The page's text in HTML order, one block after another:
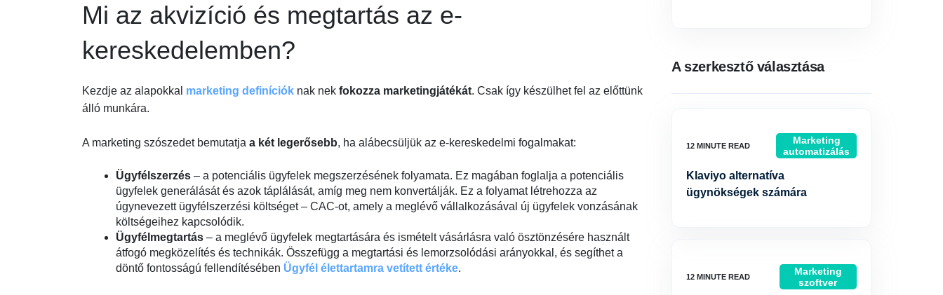
Mi az akvizíció és megtartás az e-
kereskedelemben?
Kezdje az alapokkal marketing definíciók nak nek fokozza marketingjátékát. Csak így készülhet fel az előttünk
álló munkára.
A marketing szószedet bemutatja a két legerősebb, ha alábecsüljük az e-kereskedelmi fogalmakat:
Ügyfélszerzés – a potenciális ügyfelek megszerzésének folyamata. Ez magában foglalja a potenciális
ügyfelek generálását és azok táplálását, amíg meg nem konvertálják. Ez a folyamat létrehozza az
úgynevezett ügyfélszerzési költséget – CAC-ot, amely a meglévő vállalkozásával új ügyfelek vonzásának
költségeihez kapcsolódik.
Ügyfélmegtartás – a meglévő ügyfelek megtartására és ismételt vásárlásra való ösztönzésére használt
átfogó megközelítés és technikák. Összefügg a megtartási és lemorzsolódási arányokkal, és segíthet a
döntő fontosságú fellendítésében Ügyfél élettartamra vetített értéke.
A szerkesztő választása
Marketing
automatizálás
Klaviyo alternatíva
ügynökségek számára
Marketing
szoftver